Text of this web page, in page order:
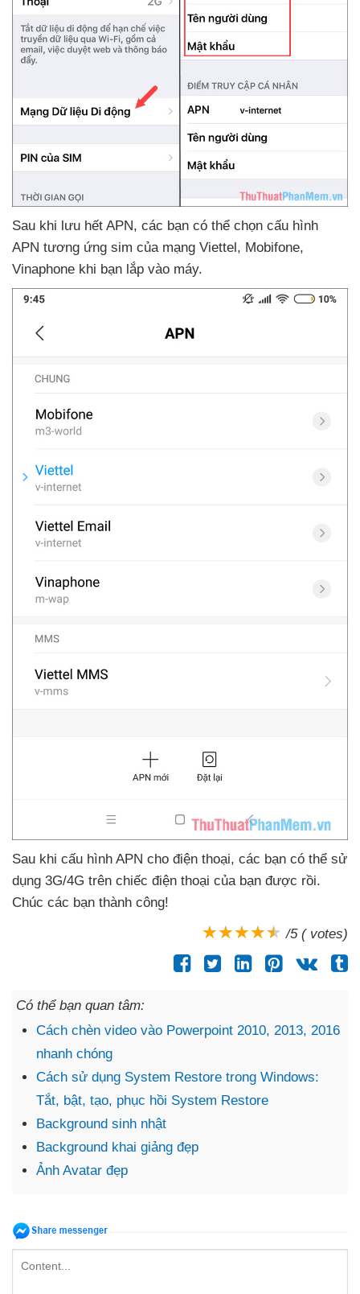
Sau khi lưu hết APN, các bạn có thể chọn cấu hình
APN tương ứng sim của mạng Viettel , Mobifone,
Vinaphone khi bạn lắp vào máy.
Sau khi cấu hình APN cho điện thoại, các bạn có thể sử
dụng 3G/4G trên chiếc điện thoại của bạn được rồi.
Chúc các bạn thành công!
/5 ( votes)
Có thể bạn quan tâm:
Cách chèn video vào Powerpoint 2010, 2013, 2016
nhanh chóng
Cách sử dụng System Restore trong Windows:
Tắt, bật, tạo, phục hồi System Restore
Background sinh nhật
Background khai giảng đẹp
Ảnh Avatar đẹp